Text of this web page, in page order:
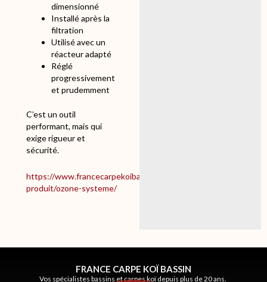
dimensionné
Installé après la
filtration
Utilisé avec un
réacteur adapté
Réglé
progressivement
et prudemment
C’est un outil
performant, mais qui
exige rigueur et
sécurité.
https://www.francecarpekoibassin.com/categorie-
produit/ozone-systeme/
FRANCE CARPE KOÏ BASSIN
Vos spécialistes bassins et carpes koï depuis plus de 20 ans.